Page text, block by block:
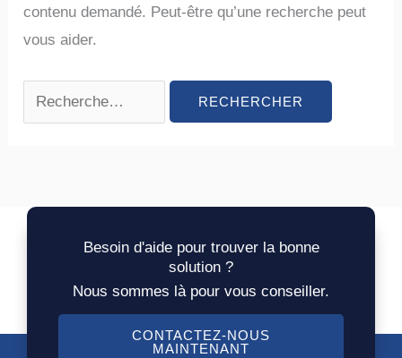
contenu demandé. Peut-être qu’une recherche peut
vous aider.
Besoin d'aide pour trouver la bonne
solution ?
Nous sommes là pour vous conseiller.
CONTACTEZ-NOUS
MAINTENANT